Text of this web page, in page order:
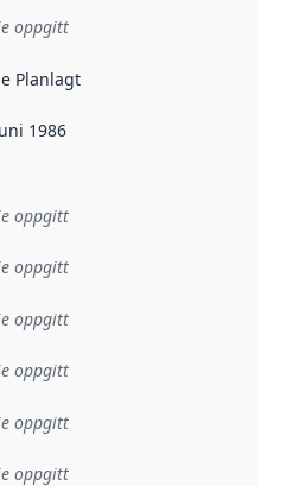
oppgitt
Planlagt
seier når dataa i dette
1986
oppgitt
oppgitt
oppgitt
oppgitt
oppgitt
oppgitt